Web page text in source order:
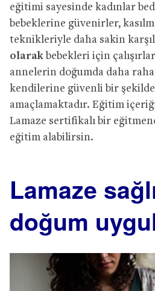
eğitimi sayesinde kadınlar
bebeklerine güvenirler,
teknikleriyle daha sakin
olarak bebekleri için
annelerin doğumda daha
kendilerine güvenli bir
amaçlamaktadır. Eğitim
Lamaze sertifikalı bir
eğitim alabilirsin.
Lamaze
doğum